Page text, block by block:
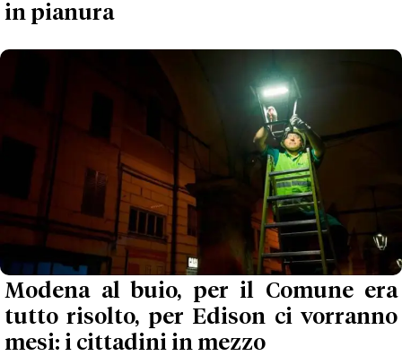
in pianura
Modena al buio, per il Comune era
tutto risolto, per Edison ci vorranno
mesi: i cittadini in mezzo